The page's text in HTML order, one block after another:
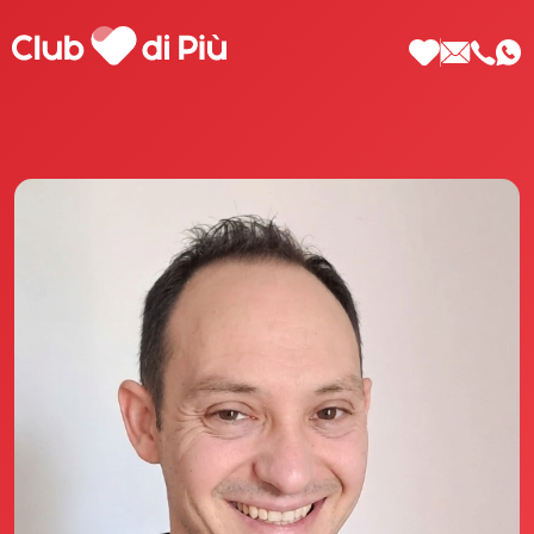
Scopri Club di Più
Le testimonianze Club di Più
La fondatrice Valeria Pilla
Annunci Donne
Agenzia matrimoniale Club di Più